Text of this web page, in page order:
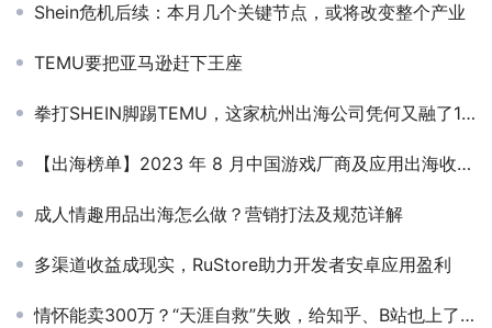
Shein危机后续：本月几个关键节点，或将改变整个产业
TEMU要把亚马逊赶下王座
拳打SHEIN脚踢TEMU，这家杭州出海公司凭何又融了10个亿！
【出海榜单】2023 年 8 月中国游戏厂商及应用出海收入 30 强
成人情趣用品出海怎么做？营销打法及规范详解
多渠道收益成现实，RuStore助力开发者安卓应用盈利
情怀能卖300万？“天涯自救”失败，给知乎、B站也上了一课